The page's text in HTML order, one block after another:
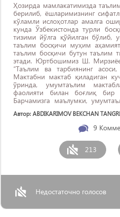
Ҳозирда мамлакатимизда
берилиб, ёшларимизнинг
кўламли ислоҳотлар амалга
кунда Ўзбекистонда турли
тизими йўлга қўйилган бўлиб,
таълим босқичи муҳим
таълим босқичи бутун таълим
этади. Юртбошимиз Ш.
“Таълим ва тарбиянинг
Мактабни мактаб қиладиган
ўринда, умумтаълим
фаолияти билан боғлиқ бир
Барчамизга маълумки,
Автор: ABDIKARIMOV BEKCHAN
9
213
Недостаточно голосов